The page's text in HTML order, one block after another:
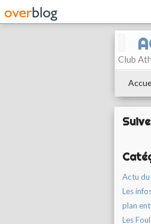
Club
Actu du
Les
plan
Les